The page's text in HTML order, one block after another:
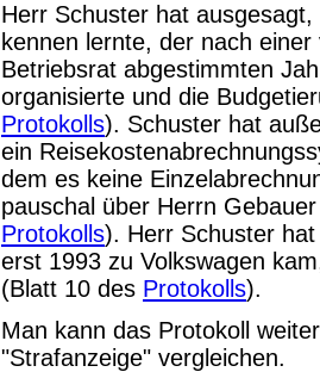
Herr Schuster hat
kennen lernte, der nach
Betriebsrat abgestimmten
organisierte und die
Protokolls). Schuster hat
ein
dem es keine
pauschal über Herrn
Protokolls). Herr Schuster
erst 1993 zu Volkswagen
(Blatt 10 des Protokolls).
Man kann das Protokoll
"Strafanzeige" vergleichen.